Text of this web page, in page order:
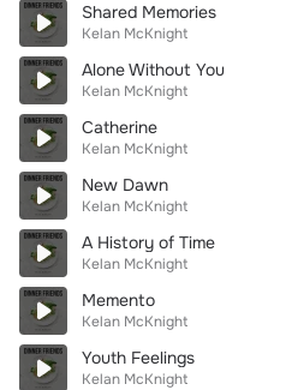
Shared Memories
Kelan McKnight
Alone Without You
Kelan McKnight
Catherine
Kelan McKnight
New Dawn
Kelan McKnight
A History of Time
Kelan McKnight
Memento
Kelan McKnight
Youth Feelings
Kelan McKnight